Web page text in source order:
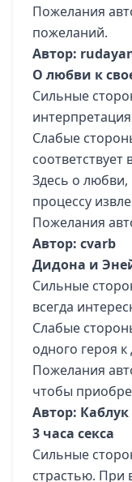
Пожелания
пожеланий.
Автор:
О любви к
Сильные
Слабые
Здесь о любви,
процессу
Пожелания
Автор: cvarb
Дидона и
Сильные
всегда
Слабые
одного героя к
Пожелания
чтобы
Автор: Каблук
3 часа секса
Сильные
страстью. При